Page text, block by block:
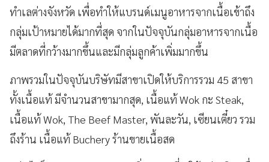
ทำเลต่างจังหวัด เพื่อทำให้แบรนด์เมนูอาหารจากเนื้อเข้าถึง
กลุ่มเป้าหมายได้มากที่สุด จากในปัจจุบันกลุ่มอาหารจากเนื้อ
มีตลาดที่กว้างมากขึ้นและมีกลุ่มลูกค้าเพิ่มมากขึ้น
ภาพรวมในปัจจุบันบริษัทมีสาขาเปิดให้บริการรวม 45 สาขา
ทั้งเนื้อแท้ มีจำนวนสาขามากสุด, เนื้อแท้ Wok กะ Steak,
เนื้อแท้ Wok, The Beef Master, พันละวัน, เซียนเตี๋ยว รวม
ถึงร้าน เนื้อแท้ Buchery ร้านขายเนื้อสด